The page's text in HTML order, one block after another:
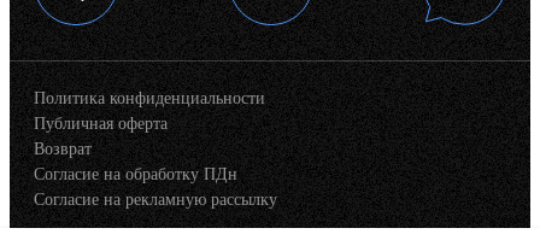
Политика конфиденциальности
Публичная оферта
Возврат
Согласие на обработку ПДн
Согласие на рекламную рассылку